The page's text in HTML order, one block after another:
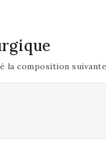
la composition